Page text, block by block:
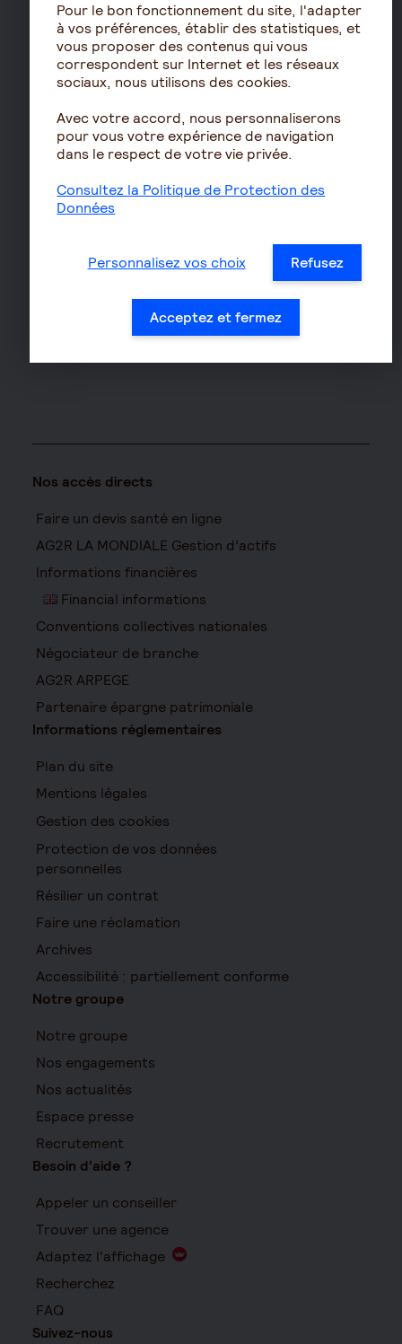
la retraite
Les démarches de départ
à la retraite
Le calcul de la retraite
Les déclarations sociales
pour les entreprises
Assurances de biens
Assurance auto
Assurance habitation
non occupant
Responsabilité civile Pro
Nos accès directs
Faire un devis santé en ligne
AG2R LA MONDIALE Gestion d’actifs
Informations financières
Financial informations
Conventions collectives nationales
Négociateur de branche
AG2R ARPEGE
Partenaire épargne patrimoniale
Informations réglementaires
Plan du site
Mentions légales
Gestion des cookies
Protection de vos données
personnelles
Résilier un contrat
Faire une réclamation
Archives
Accessibilité : partiellement conforme
Notre groupe
Notre groupe
Nos engagements
Nos actualités
Espace presse
Recrutement
Besoin d'aide ?
Appeler un conseiller
Trouver une agence
Adaptez l'affichage
Recherchez
FAQ
Suivez-nous
Pour le bon fonctionnement du site, l'adapter
à vos préférences, établir des statistiques, et
vous proposer des contenus qui vous
correspondent sur Internet et les réseaux
sociaux, nous utilisons des cookies.
Avec votre accord, nous personnaliserons
pour vous votre expérience de navigation
dans le respect de votre vie privée.
Consultez la Politique de Protection des
Données
Personnalisez vos choix Refusez
Acceptez et fermez